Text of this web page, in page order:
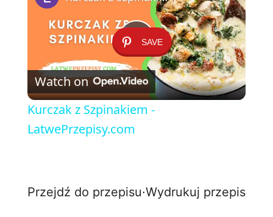
SAVE
P
l
V
Watch on
Kurczak z Szpinakiem -
LatwePrzepisy.com
Przejdź do przepisu·Wydrukuj przepis